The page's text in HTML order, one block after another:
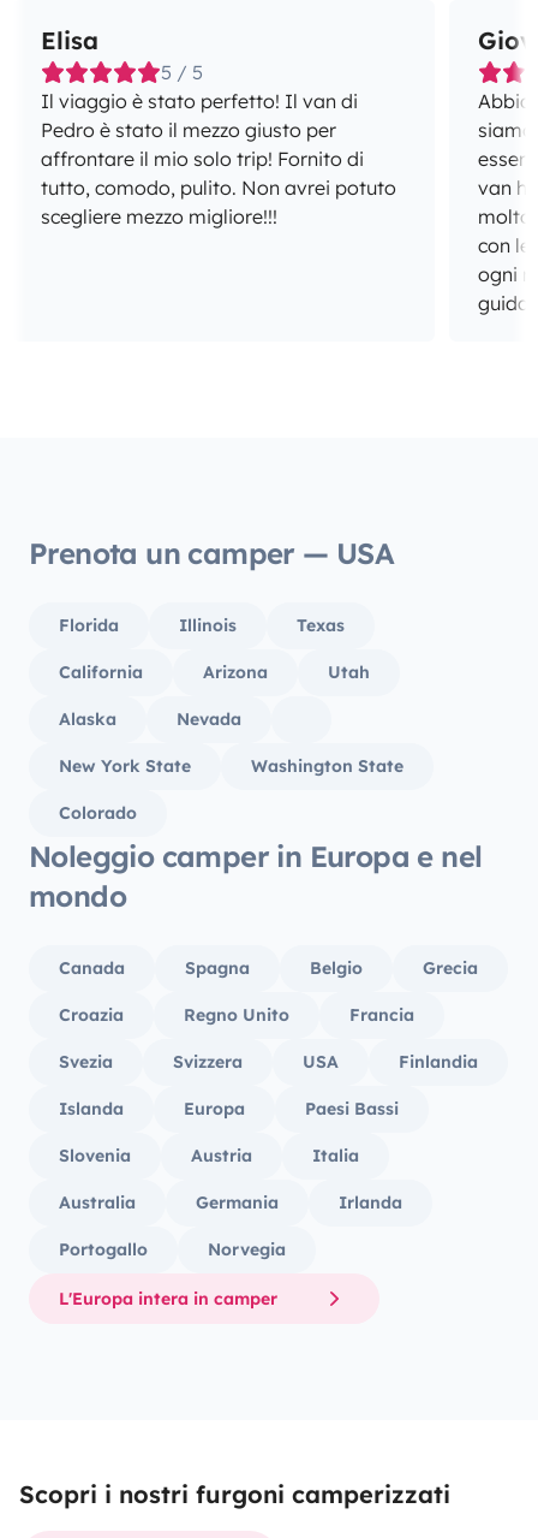
Elisa
5 / 5
Il viaggio è stato perfetto! Il van di
Pedro è stato il mezzo giusto per
affrontare il mio solo trip! Fornito di
tutto, comodo, pulito. Non avrei potuto
scegliere mezzo migliore!!!
van
molto
con le
ogni
guida
Prenota un camper — USA
Florida Illinois Texas
California Arizona Utah
Alaska Nevada
New York State Washington State
Colorado
Noleggio camper in Europa e nel
mondo
Canada Spagna Belgio Grecia
Croazia Regno Unito Francia
Svezia Svizzera USA Finlandia
Islanda Europa Paesi Bassi
Slovenia Austria Italia
Australia Germania Irlanda
Portogallo Norvegia
L'Europa intera in camper
Scopri i nostri furgoni camperizzati